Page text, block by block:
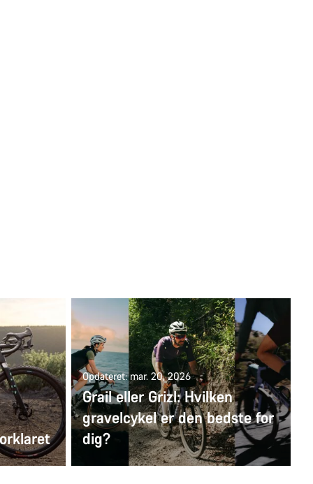
Opdateret: mar. 20, 2026
Grail eller Grizl: Hvilken
gravelcykel er den bedste for
dig?